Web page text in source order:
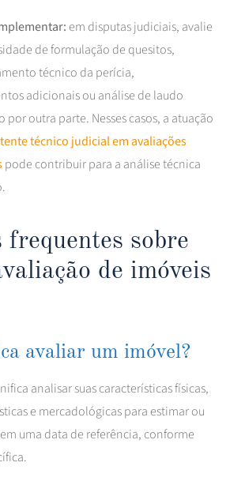
em disputas judiciais, avalie
de formulação de quesitos,
técnico da perícia,
adicionais ou análise de laudo
por outra parte. Nesses casos, a atuação
técnico judicial em avaliações
pode contribuir para a análise técnica
frequentes sobre
de imóveis
avaliar um imóvel?
analisar suas características físicas,
e mercadológicas para estimar ou
uma data de referência, conforme